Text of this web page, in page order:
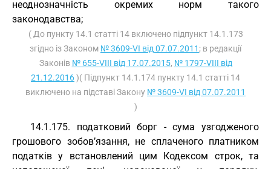
неоднозначність окремих норм такого
законодавства;
( До пункту 14.1 статті 14 включено підпункт 14.1.173
згідно із Законом № 3609-VI від 07.07.2011 ; в редакції
Законів № 655-VIII від 17.07.2015, № 1797-VIII від
21.12.2016)( Підпункт 14.1.174 пункту 14.1 статті 14
виключено на підставі Закону № 3609-VI від 07.07.2011
)
14.1.175. податковий борг - сума узгодженого
грошового зобов’язання, не сплаченого платником
податків у встановлений цим Кодексом строк, та